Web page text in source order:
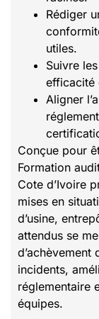
Rédiger
utiles.
Suivre
efficacité
Aligner
Conçue pour
Formation
Cote d’Ivoire
mises en
d’usine,
attendus se
d’achèvement
incidents,
réglementaire
équipes.